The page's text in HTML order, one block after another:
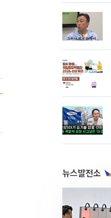
뉴스발전소